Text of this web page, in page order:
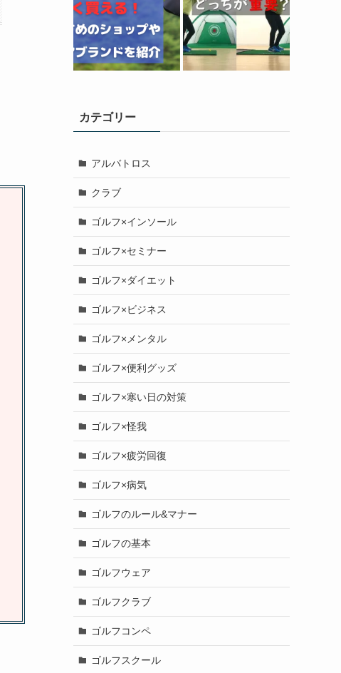
カテゴリー
アルバトロス
クラブ
ゴルフ×インソール
ゴルフ×セミナー
ゴルフ×ダイエット
ゴルフ×ビジネス
ゴルフ×メンタル
ゴルフ×便利グッズ
ゴルフ×寒い日の対策
ゴルフ×怪我
ゴルフ×疲労回復
ゴルフ×病気
ゴルフのルール&マナー
ゴルフの基本
ゴルフウェア
ゴルフクラブ
ゴルフコンペ
ゴルフスクール